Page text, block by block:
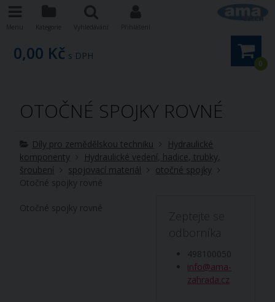
0
0,00 Kč s DPH
OTOČNÉ SPOJKY ROVNÉ
Díly pro zemědělskou techniku
Hydraulické
komponenty
Hydraulické vedení, hadice, trubky,
šroubení
spojovací materiál
otočné spojky
Otočné spojky rovné
Zeptejte se
odborníka
498100050
info@ama-
zahrada.cz
Otočné spojky rovné
Menu Kategorie Vyhledávání Přihlášení